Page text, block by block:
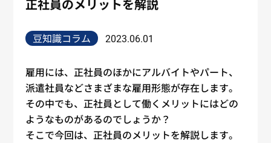
正社員のメリットを解説
豆知識コラム 2023.06.01
雇用には、正社員のほかにアルバイトやパート、
派遣社員などさまざまな雇用形態が存在します。
その中でも、正社員 として働くメリットにはどの
ようなものがあるのでしょうか？
そこで今回は、正社員のメリットを解説します。